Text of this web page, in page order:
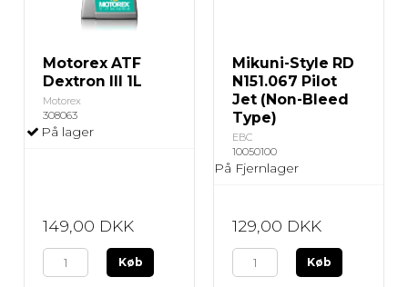
Motorex ATF
Dextron III 1L
Motorex
308063
På lager
149,00 DKK
Køb
Mikuni-Style RD
N151.067 Pilot
Jet (Non-Bleed
Type)
EBC
10050100
På Fjernlager
129,00 DKK
Køb